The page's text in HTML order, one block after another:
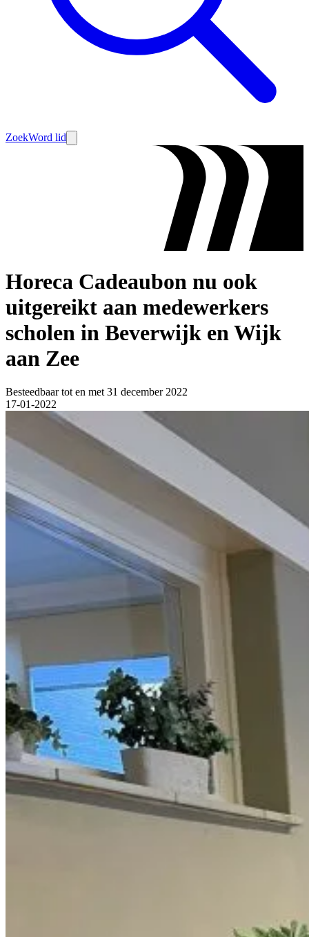
ZoekWord lid
Horeca Cadeaubon nu ook
uitgereikt aan medewerkers
scholen in Beverwijk en Wijk
aan Zee
Besteedbaar tot en met 31 december 2022
17-01-2022